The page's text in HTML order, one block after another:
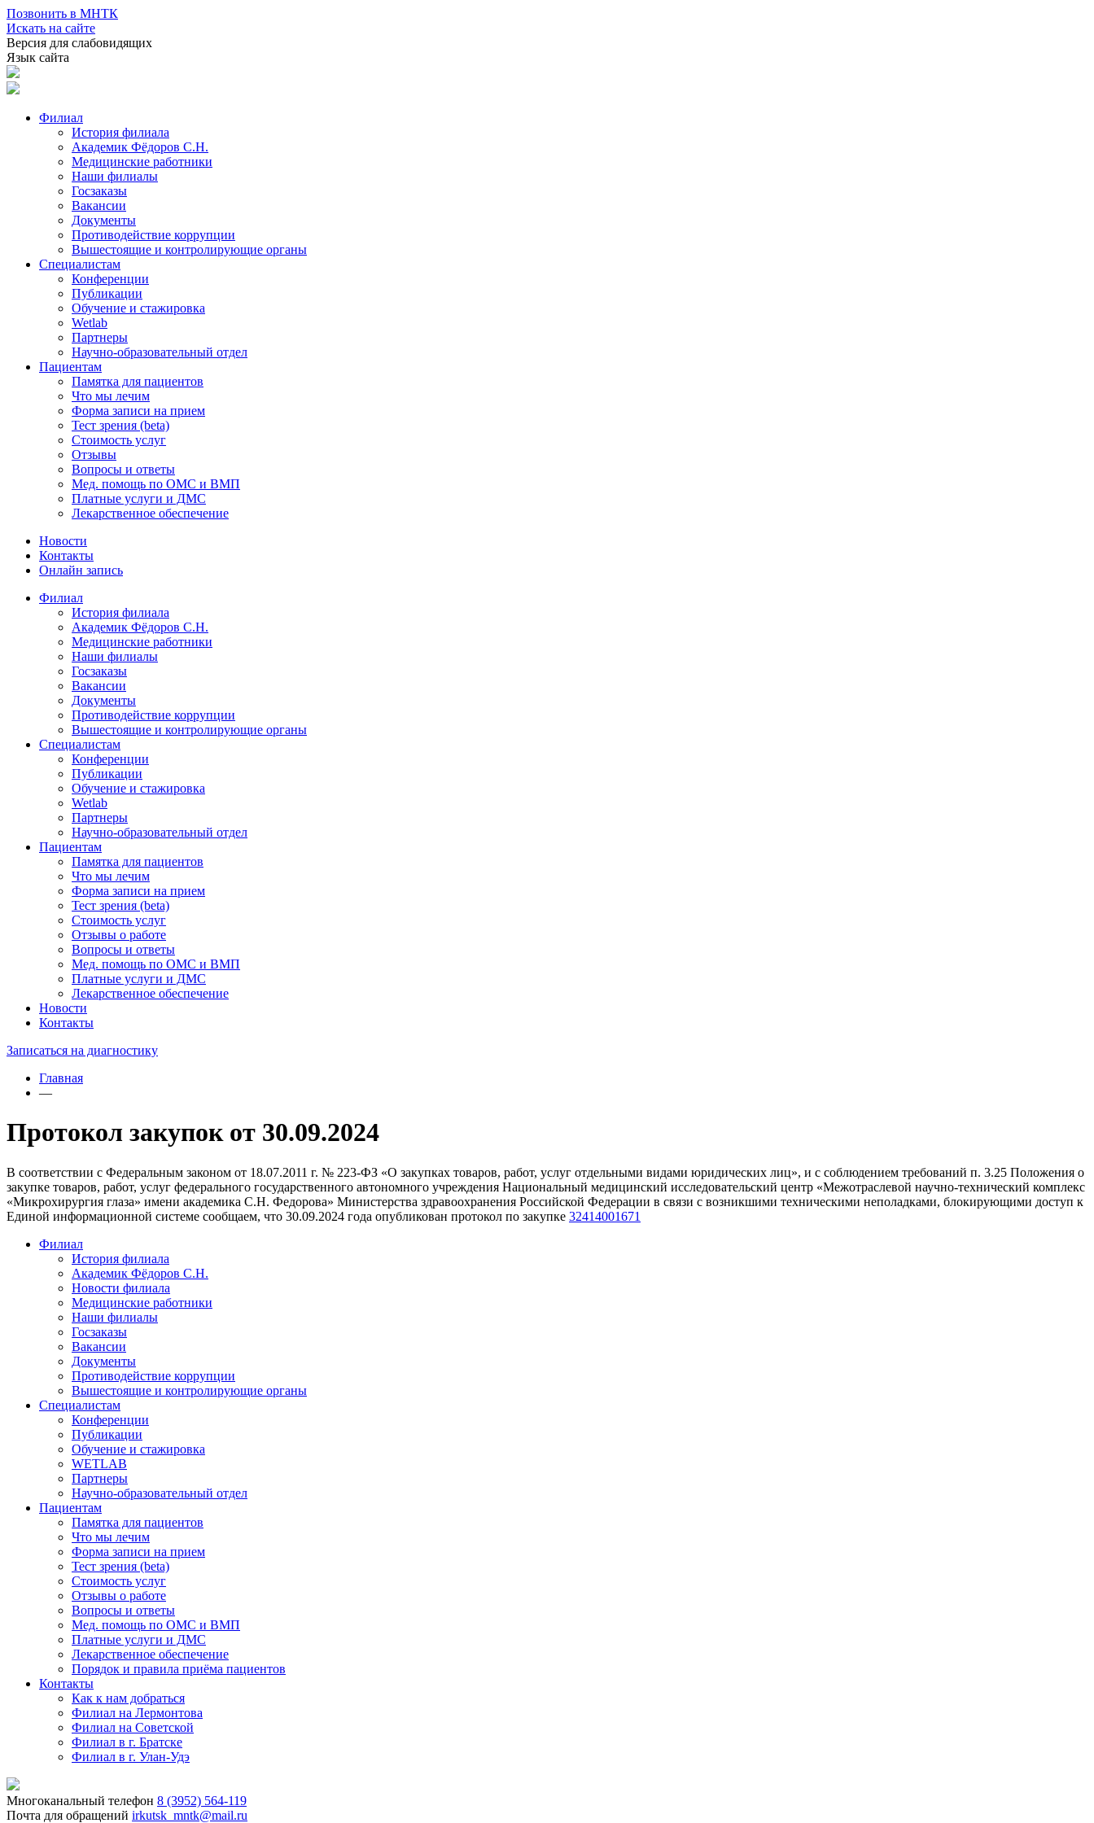
Позвонить в МНТК
Искать на сайте
Версия для слабовидящих
Язык сайта
Филиал
История филиала
Академик Фёдоров С.Н.
Медицинские работники
Наши филиалы
Госзаказы
Вакансии
Документы
Противодействие коррупции
Вышестоящие и контролирующие органы
Специалистам
Конференции
Публикации
Обучение и стажировка
Wetlab
Партнеры
Научно-образовательный отдел
Пациентам
Памятка для пациентов
Что мы лечим
Форма записи на прием
Тест зрения (beta)
Стоимость услуг
Отзывы
Вопросы и ответы
Мед. помощь по ОМС и ВМП
Платные услуги и ДМС
Лекарственное обеспечение
Новости
Контакты
Онлайн запись
Филиал
История филиала
Академик Фёдоров С.Н.
Медицинские работники
Наши филиалы
Госзаказы
Вакансии
Документы
Противодействие коррупции
Вышестоящие и контролирующие органы
Специалистам
Конференции
Публикации
Обучение и стажировка
Wetlab
Партнеры
Научно-образовательный отдел
Пациентам
Памятка для пациентов
Что мы лечим
Форма записи на прием
Тест зрения (beta)
Стоимость услуг
Отзывы о работе
Вопросы и ответы
Мед. помощь по ОМС и ВМП
Платные услуги и ДМС
Лекарственное обеспечение
Новости
Контакты
Записаться на диагностику
Главная
—
Протокол закупок от 30.09.2024
В соответствии с Федеральным законом от 18.07.2011 г. № 223-ФЗ «О закупках товаров, работ, услуг отдельными видами юридических лиц», и с соблюдением требований п. 3.25 Положения о
закупке товаров, работ, услуг федерального государственного автономного учреждения Национальный медицинский исследовательский центр «Межотраслевой научно-технический комплекс
«Микрохирургия глаза» имени академика С.Н. Федорова» Министерства здравоохранения Российской Федерации в связи с возникшими техническими неполадками, блокирующими доступ к
Единой информационной системе сообщаем, что 30.09.2024 года опубликован протокол по закупке 32414001671
Филиал
История филиала
Академик Фёдоров С.Н.
Новости филиала
Медицинские работники
Наши филиалы
Госзаказы
Вакансии
Документы
Противодействие коррупции
Вышестоящие и контролирующие органы
Специалистам
Конференции
Публикации
Обучение и стажировка
WETLAB
Партнеры
Научно-образовательный отдел
Пациентам
Памятка для пациентов
Что мы лечим
Форма записи на прием
Тест зрения (beta)
Стоимость услуг
Отзывы о работе
Вопросы и ответы
Мед. помощь по ОМС и ВМП
Платные услуги и ДМС
Лекарственное обеспечение
Порядок и правила приёма пациентов
Контакты
Как к нам добраться
Филиал на Лермонтова
Филиал на Советской
Филиал в г. Братске
Филиал в г. Улан-Удэ
Многоканальный телефон 8 (3952) 564-119
Почта для обращений irkutsk_mntk@mail.ru